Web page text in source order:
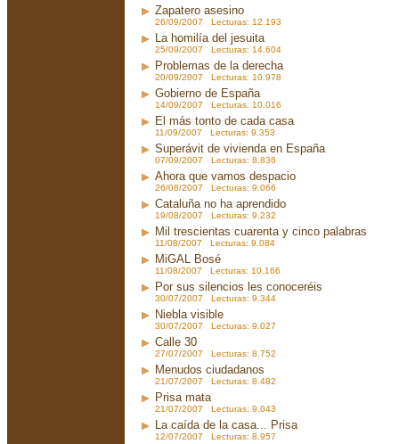
Zapatero asesino
26/09/2007 Lecturas: 12.193
La homilía del jesuita
25/09/2007 Lecturas: 14.604
Problemas de la derecha
20/09/2007 Lecturas: 10.978
Gobierno de España
14/09/2007 Lecturas: 10.016
El más tonto de cada casa
11/09/2007 Lecturas: 9.353
Superávit de vivienda en España
07/09/2007 Lecturas: 8.836
Ahora que vamos despacio
26/08/2007 Lecturas: 9.066
Cataluña no ha aprendido
19/08/2007 Lecturas: 9.232
Mil trescientas cuarenta y cinco palabras
11/08/2007 Lecturas: 9.084
MiGAL Bosé
11/08/2007 Lecturas: 10.166
Por sus silencios les conoceréis
30/07/2007 Lecturas: 9.344
Niebla visible
30/07/2007 Lecturas: 9.027
Calle 30
27/07/2007 Lecturas: 8.752
Menudos ciudadanos
21/07/2007 Lecturas: 8.482
Prisa mata
21/07/2007 Lecturas: 9.043
La caída de la casa... Prisa
12/07/2007 Lecturas: 8.957